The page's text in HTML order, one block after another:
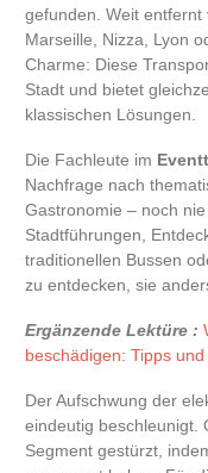
gefunden. Weit entfernt
Marseille, Nizza, Lyon
Charme: Diese
Stadt und bietet
klassischen Lösungen.
Die Fachleute im
Nachfrage nach
Gastronomie – noch
Stadtführungen,
traditionellen Bussen
zu entdecken, sie
Ergänzende Lektüre :
beschädigen: Tipps
Der Aufschwung der
eindeutig beschleunigt.
Segment gestürzt,